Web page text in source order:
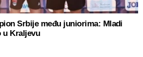
Srbije među juniorima: Mladi
u Kraljevu